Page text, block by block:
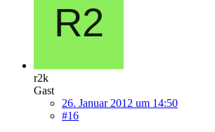
r2k
Gast
26. Januar 2012 um 14:50
#16